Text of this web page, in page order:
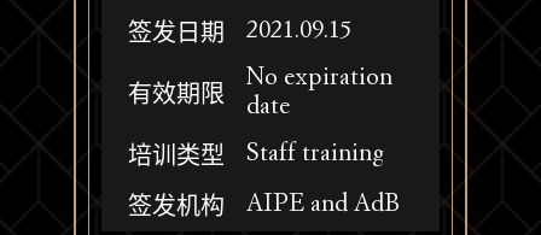
签发日期 2021.09.15
有效期限
No expiration
date
培训类型 Staff training
签发机构 AIPE and AdB